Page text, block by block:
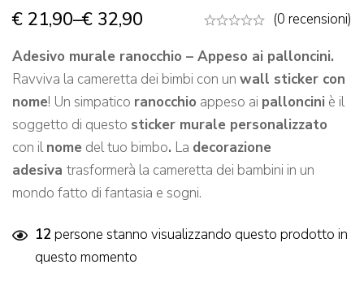
€ 21,90–€ 32,90
(0 recensioni)
Adesivo murale ranocchio – Appeso ai palloncini.
Ravviva la cameretta dei bimbi con un wall sticker con
nome! Un simpatico ranocchio appeso ai palloncini è il
soggetto di questo sticker murale personalizzato
con ilnome del tuo bimbo. La decorazione
adesiva trasformerà la cameretta dei bambini in un
mondo fatto di fantasia e sogni.
12 persone stanno visualizzando questo prodotto in
questo momento